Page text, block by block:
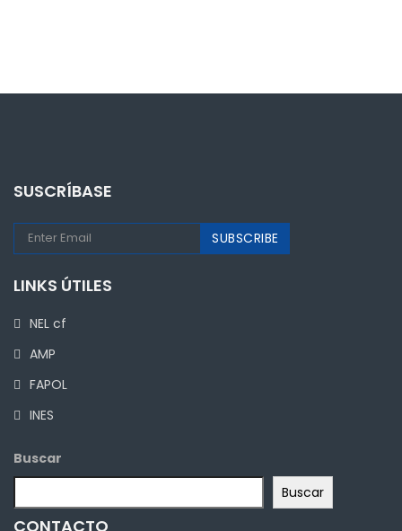
SUSCRÍBASE
LINKS ÚTILES
NEL cf
AMP
FAPOL
INES
Buscar
Buscar
CONTACTO